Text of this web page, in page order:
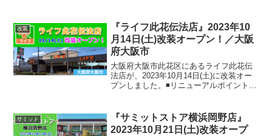
西へは初進出になります。地域密着型商
業施設「...
改装
『ライフ此花伝法店』2023年10
月14日(土)改装オープン！／大阪
府大阪市
大阪府大阪市此花区にあるライフ此花伝
法店が、2023年10月14日(土)に改装オー
プンしました。◾️リニューアルポイント今
は1.4倍に拡大させ、お惣菜やお肉を中心
に...
サミット
『サミットストア横浜岡野店』
2023年10月21日(土)改装オープ